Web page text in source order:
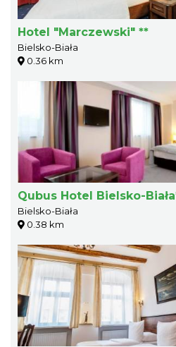
Hotel "Marczewski" **
Bielsko-Biała
0.36 km
Qubus Hotel Bielsko-
Bielsko-Biała
0.38 km